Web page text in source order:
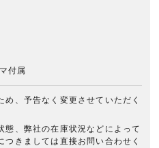
付属
、予告なく変更させていただく
、弊社の在庫状況などによって
きましては直接お問い合わせく